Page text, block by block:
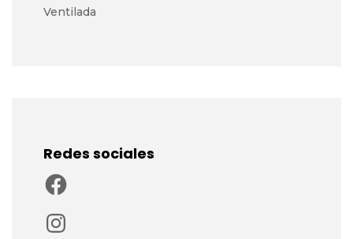
Ventilada
Redes sociales